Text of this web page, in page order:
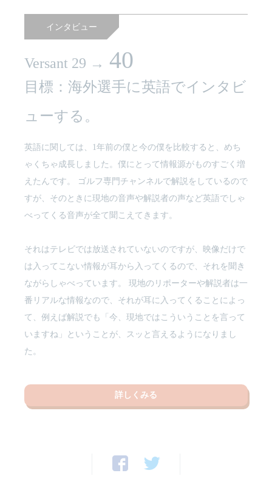
インタビュー
Versant 29 → 40
目標：海外選手に英語でインタビ
ューする。
英語に関しては、1年前の僕と今の僕を比較すると、めち
ゃくちゃ成長しました。僕にとって情報源がものすごく増
えたんです。 ゴルフ専門チャンネルで解説をしているので
すが、そのときに現地の音声や解説者の声など英語でしゃ
べってくる音声が全て聞こえてきます。
それはテレビでは放送されていないのですが、映像だけで
は入ってこない情報が耳から入ってくるので、それを聞き
ながらしゃべっています。 現地のリポーターや解説者は一
番リアルな情報なので、それが耳に入ってくることによっ
て、例えば解説でも「今、現地ではこういうことを言って
いますね」ということが、スッと言えるようになりまし
た。
詳しくみる